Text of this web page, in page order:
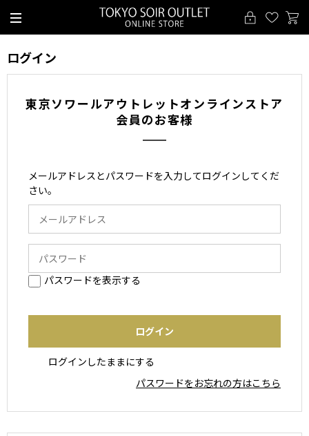
ログイン
東京ソワールアウトレットオンラインストア
会員のお客様
メールアドレスとパスワードを入力してログインしてくだ
さい。
パスワードを表示する
ログインしたままにする
パスワードをお忘れの方はこちら